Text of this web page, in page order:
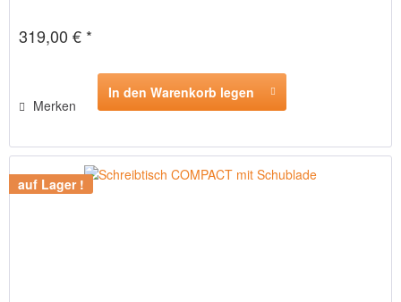
319,00 € *
Merken
In den Warenkorb legen
auf Lager !